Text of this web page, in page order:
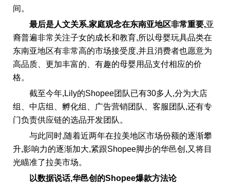
间。
最后是人文关系,家庭观念在东南亚地区非常重要,亚
裔普遍非常关注子女的成长和教育,所以母婴玩具品类在
东南亚地区有非常高的市场接受度,并且消费者也愿意为
高品质、更加丰富的、有趣的母婴用品支付相应的价
格。
截至今年,Lily的Shopee团队已有30多人,分为大店
组、中店组、孵化组、广告营销团队、客服团队,还有专
门负责供应链的选品开发团队。
与此同时,随着近两年在拉美地区市场份额的逐渐攀
升,影响力的逐渐加大,紧跟Shopee脚步的华邑创,又将目
光瞄准了拉美市场。
以数据说话,华邑创 的Shopee爆款方法论